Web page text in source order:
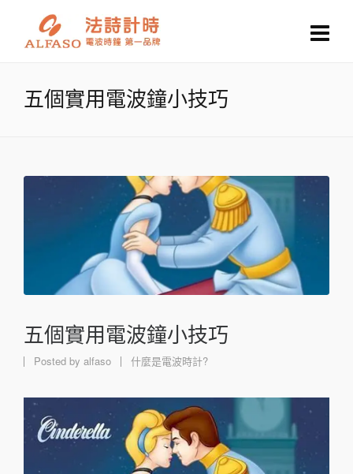
五個實用電波鐘小技巧
五個實用電波鐘小技巧
Posted by alfaso 什麼是電波時計?